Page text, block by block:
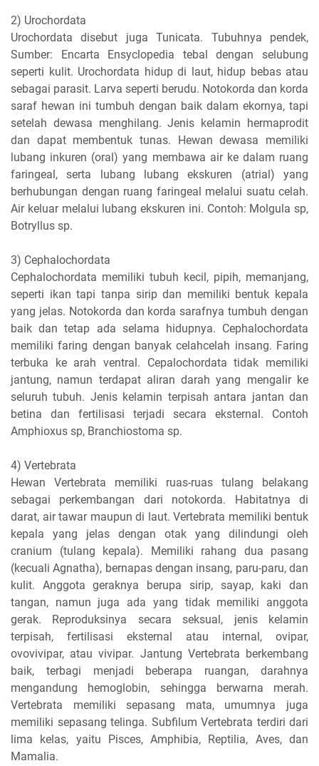
2) Urochordata
Urochordata disebut juga Tunicata. Tubuhnya pendek,
Sumber: Encarta Ensyclopedia tebal dengan selubung
seperti kulit. Urochordata hidup di laut, hidup bebas atau
sebagai parasit. Larva seperti berudu. Notokorda dan korda
saraf hewan ini tumbuh dengan baik dalam ekornya, tapi
setelah dewasa menghilang. Jenis kelamin hermaprodit
dan dapat membentuk tunas. Hewan dewasa memiliki
lubang inkuren (oral) yang membawa air ke dalam ruang
faringeal, serta lubang lubang ekskuren (atrial) yang
berhubungan dengan ruang faringeal melalui suatu celah.
Air keluar melalui lubang ekskuren ini. Contoh: Molgula sp,
Botryllus sp.
3) Cephalochordata
Cephalochordata memiliki tubuh kecil, pipih, memanjang,
seperti ikan tapi tanpa sirip dan memiliki bentuk kepala
yang jelas. Notokorda dan korda sarafnya tumbuh dengan
baik dan tetap ada selama hidupnya. Cephalochordata
memiliki faring dengan banyak celahcelah insang. Faring
terbuka ke arah ventral. Cepalochordata tidak memiliki
jantung, namun terdapat aliran darah yang mengalir ke
seluruh tubuh. Jenis kelamin terpisah antara jantan dan
betina dan fertilisasi terjadi secara eksternal. Contoh
Amphioxus sp, Branchiostoma sp.
4) Vertebrata
Hewan Vertebrata memiliki ruas-ruas tulang belakang
sebagai perkembangan dari notokorda. Habitatnya di
darat, air tawar maupun di laut. Vertebrata memiliki bentuk
kepala yang jelas dengan otak yang dilindungi oleh
cranium (tulang kepala). Memiliki rahang dua pasang
(kecuali Agnatha), bernapas dengan insang, paru-paru, dan
kulit. Anggota geraknya berupa sirip, sayap, kaki dan
tangan, namun juga ada yang tidak memiliki anggota
gerak. Reproduksinya secara seksual, jenis kelamin
terpisah, fertilisasi eksternal atau internal, ovipar,
ovovivipar, atau vivipar. Jantung Vertebrata berkembang
baik, terbagi menjadi beberapa ruangan, darahnya
mengandung hemoglobin, sehingga berwarna merah.
Vertebrata memiliki sepasang mata, umumnya juga
memiliki sepasang telinga. Subfilum Vertebrata terdiri dari
lima kelas, yaitu Pisces, Amphibia, Reptilia, Aves, dan
Mamalia.